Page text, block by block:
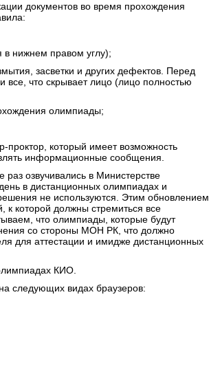
документов во время прохождения
в нижнем правом углу);
засветки и других дефектов. Перед
все, что скрывает лицо (лицо полностью
олимпиады;
проктор, который имеет возможность
информационные сообщения.
озвучивались в Министерстве
в дистанционных олимпиадах и
не используются. Этим обновлением
к которой должны стремиться все
что олимпиады, которые будут
со стороны МОН РК, что должно
для аттестации и имидже дистанционных
КИО.
следующих видах браузеров: